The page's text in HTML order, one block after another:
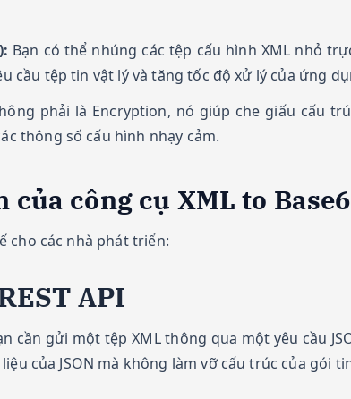
Bạn có thể nhúng các tệp cấu hình XML nhỏ
cầu tệp tin vật lý và tăng tốc độ xử lý của ứng
phải là Encryption, nó giúp che giấu cấu
thông số cấu hình nhạy cảm.
công cụ XML to
cho các nhà phát triển:
API
gửi một tệp XML thông qua một yêu cầu
của JSON mà không làm vỡ cấu trúc của gói tin